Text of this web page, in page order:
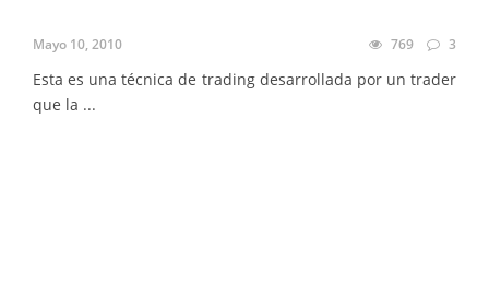
Mayo 10, 2010 769 3
Esta es una técnica de trading desarrollada por un trader
que la ...